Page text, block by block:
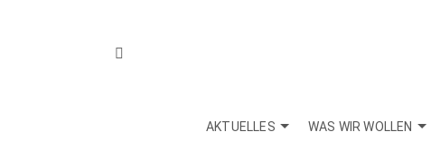
AKTUELLES WAS WIR WOLLEN